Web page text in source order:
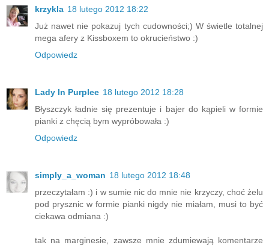
krzykla 18 lutego 2012 18:22
Już nawet nie pokazuj tych cudowności;) W świetle totalnej
mega afery z Kissboxem to okrucieństwo :)
Odpowiedz
Lady In Purplee 18 lutego 2012 18:28
Błyszczyk ładnie się prezentuje i bajer do kąpieli w formie
pianki z chęcią bym wypróbowała :)
Odpowiedz
simply_a_woman 18 lutego 2012 18:48
przeczytałam :) i w sumie nic do mnie nie krzyczy, choć żelu
pod prysznic w formie pianki nigdy nie miałam, musi to być
ciekawa odmiana :)
tak na marginesie, zawsze mnie zdumiewają komentarze